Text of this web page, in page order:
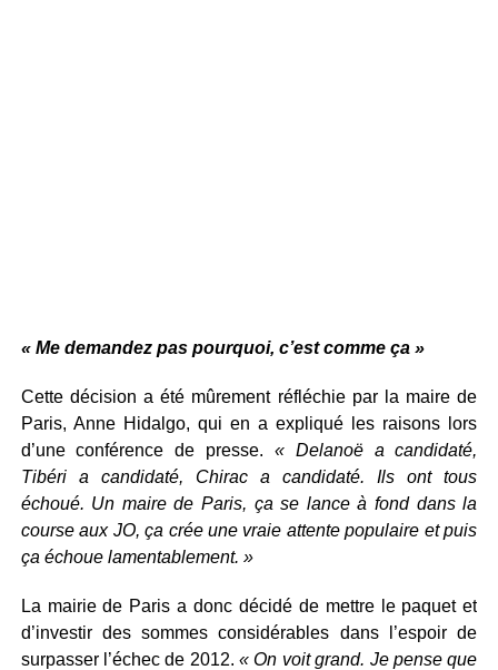
« Me demandez pas pourquoi, c’est comme ça »
Cette décision a été mûrement réfléchie par la maire de
Paris, Anne Hidalgo, qui en a expliqué les raisons lors
d’une conférence de presse. « Delanoë a candidaté,
Tibéri a candidaté, Chirac a candidaté. Ils ont tous
échoué. Un maire de Paris, ça se lance à fond dans la
course aux JO, ça crée une vraie attente populaire et puis
ça échoue lamentablement. »
La mairie de Paris a donc décidé de mettre le paquet et
d’investir des sommes considérables dans l’espoir de
surpasser l’échec de 2012.« On voit grand. Je pense que